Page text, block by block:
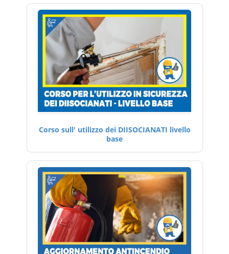
Corso sull' utilizzo dei DIISOCIANATI livello
base